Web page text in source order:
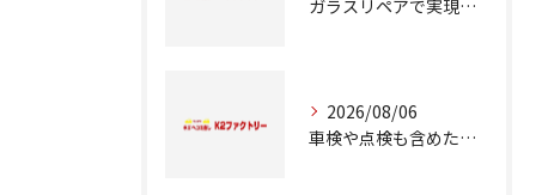
ガラスリペアで実現する交換前の応急処置の重要性
2026/08/06
車検や点検も含めた車修理の重要ポイント解説